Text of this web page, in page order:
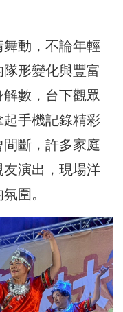
動，不論年輕
形變化與豐富
數，台下觀眾
手機記錄精彩
斷，許多家庭
演出，現場洋
圍。